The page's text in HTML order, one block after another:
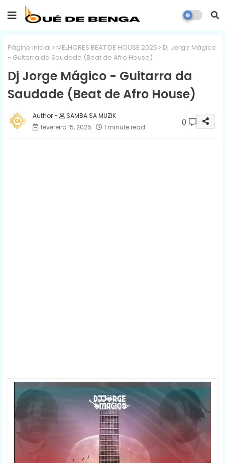
Página inicial MELHORES BEAT DE HOUSE 2025
Dj Jorge Mágico
- Guitarra da Saudade (Beat de Afro House)
Dj Jorge Mágico - Guitarra da
Saudade (Beat de Afro House)
SAMBA SA MUZIK
fevereiro 15, 2025
1 minute read 0